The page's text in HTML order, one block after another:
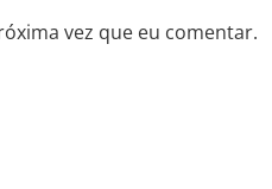
vez que eu comentar.